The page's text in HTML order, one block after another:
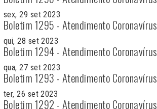
sex, 29 set 2023
Boletim 1295 - Atendimento Coronavírus
qui, 28 set 2023
Boletim 1294 - Atendimento Coronavírus
qua, 27 set 2023
Boletim 1293 - Atendimento Coronavírus
ter, 26 set 2023
Boletim 1292 - Atendimento Coronavírus